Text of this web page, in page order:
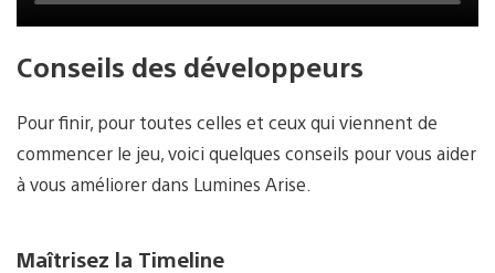
Conseils des développeurs
Pour finir, pour toutes celles et ceux qui viennent de
commencer le jeu, voici quelques conseils pour vous aider
à vous améliorer dans Lumines Arise.
Maîtrisez la Timeline